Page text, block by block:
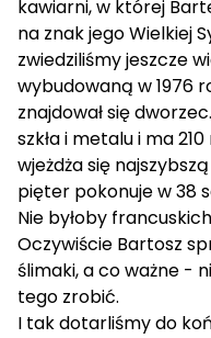
kawiarni, w której
na znak jego Wielkiej
zwiedziliśmy jeszcze
wybudowaną w 1976
znajdował się
szkła i metalu i ma
wjeżdża się
pięter pokonuje w 38
Nie byłoby
Oczywiście Bartosz
ślimaki, a co ważne -
tego zrobić.
I tak dotarliśmy do